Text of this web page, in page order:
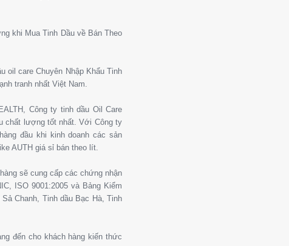
khi Mua Tinh Dầu về Bán Theo
oil care Chuyên Nhập Khẩu Tinh
tranh nhất Việt Nam.
Công ty tinh dầu Oil Care
chất lượng tốt nhất. Với Công ty
đầu khi kinh doanh các sản
AUTH giá sỉ bán theo lít.
sẽ cung cấp các chứng nhận
ISO 9001:2005 và Bảng Kiểm
Chanh, Tinh dầu Bạc Hà, Tinh
đến cho khách hàng kiến thức